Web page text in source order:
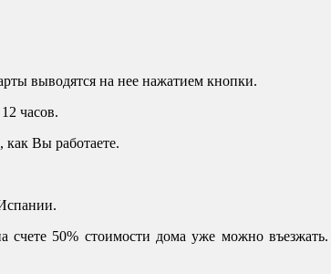
выводятся на нее нажатием кнопки.
часов.
Вы работаете.
50% стоимости дома уже можно въезжать.